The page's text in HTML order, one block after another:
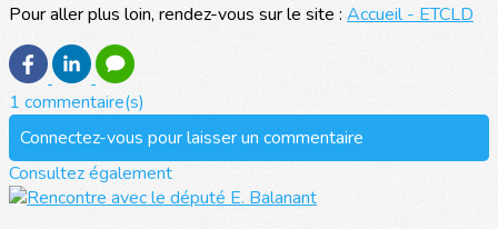
Pour aller plus loin, rendez-vous sur le site : Accueil - ETCLD
1 commentaire(s)
Connectez-vous pour laisser un commentaire
Consultez également